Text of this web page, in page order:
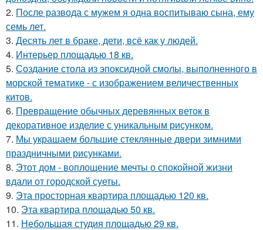
2. После развода с мужем я одна воспитываю сына, ему
семь лет.
3. Десять лет в браке, дети, всё как у людей.
4. Интерьер площадью 18 кв.
5. Создание стола из эпоксидной смолы, выполненного в
морской тематике - с изображением величественных
китов.
6. Превращение обычных деревянных веток в
декоративное изделие с уникальным рисунком.
7. Мы украшаем большие стеклянные двери зимними
праздничными рисунками.
8. Этот дом - воплощение мечты о спокойной жизни
вдали от городской суеты.
9. Эта просторная квартира площадью 120 кв.
10. Эта квартира площадью 50 кв.
11. Небольшая студия площадью 29 кв.